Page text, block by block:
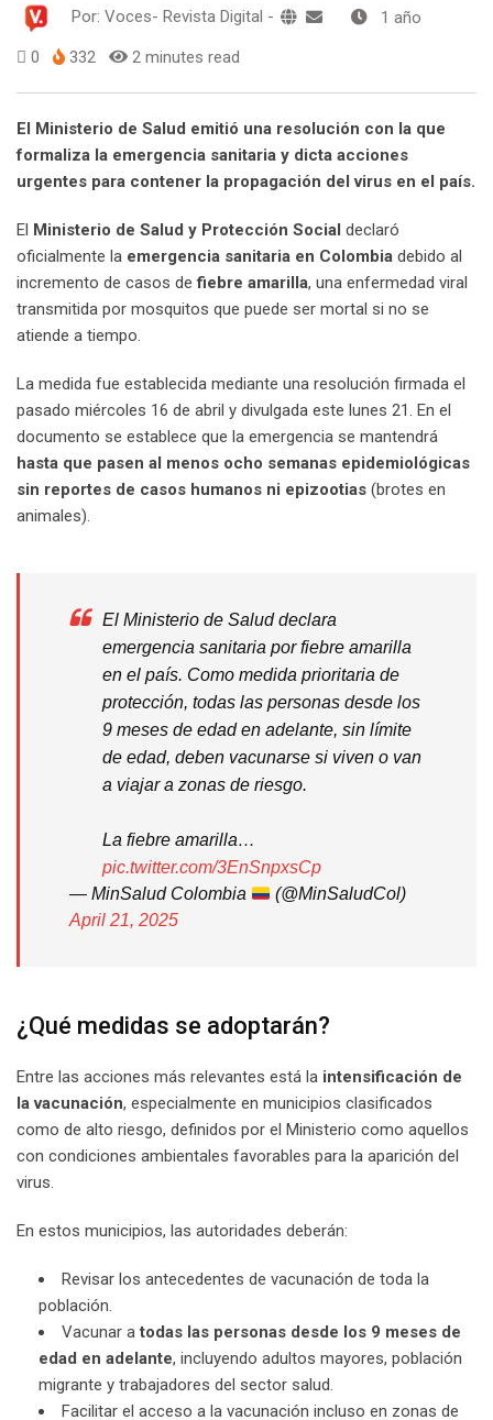
Por: Voces- Revista Digital - 1 año
0 332 2 minutes read
El Ministerio de Salud emitió una resolución con la que
formaliza la emergencia sanitaria y dicta acciones
urgentes para contener la propagación del virus en el país.
El Ministerio de Salud y Protección Social declaró
oficialmente la emergencia sanitaria en Colombia debido al
incremento de casos defiebre amarilla, una enfermedad viral
transmitida por mosquitos que puede ser mortal si no se
atiende a tiempo.
La medida fue establecida mediante una resolución firmada el
pasado miércoles 16 de abril y divulgada este lunes 21. En el
documento se establece que la emergencia se mantendrá
hasta que pasen al menos ocho semanas epidemiológicas
sin reportes de casos humanos ni epizootias (brotes en
animales).
El Ministerio de Salud declara
emergencia sanitaria por fiebre amarilla
en el país. Como medida prioritaria de
protección, todas las personas desde los
9 meses de edad en adelante, sin límite
de edad, deben vacunarse si viven o van
a viajar a zonas de riesgo.
La fiebre amarilla…
pic.twitter.com/3EnSnpxsCp
— MinSalud Colombia
(@MinSaludCol)
April 21, 2025
¿Qué medidas se adoptarán?
Entre las acciones más relevantes está la intensificación de
la vacunación, especialmente en municipios clasificados
como de alto riesgo, definidos por el Ministerio como aquellos
con condiciones ambientales favorables para la aparición del
virus.
En estos municipios, las autoridades deberán:
Revisar los antecedentes de vacunación de toda la
población.
Vacunar atodas las personas desde los 9 meses de
edad en adelante, incluyendo adultos mayores, población
migrante y trabajadores del sector salud.
Facilitar el acceso a la vacunación incluso en zonas de